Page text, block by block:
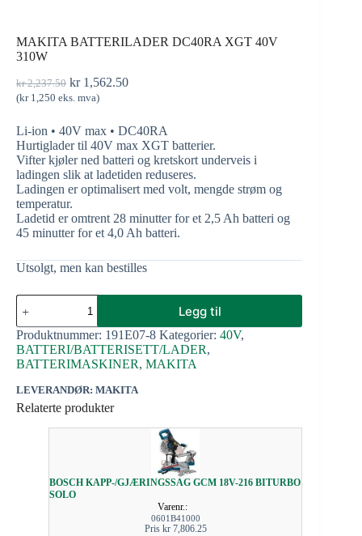
MAKITA BATTERILADER DC40RA XGT 40V
310W
kr2,237.50 kr1,562.50
(kr1,250 eks. mva)
Li-ion • 40V max • DC40RA
Hurtiglader til 40V max XGT batterier.
Vifter kjøler ned batteri og kretskort underveis i
ladingen slik at ladetiden reduseres.
Ladingen er optimalisert med volt, mengde strøm og
temperatur.
Ladetid er omtrent 28 minutter for et 2,5 Ah batteri og
45 minutter for et 4,0 Ah batteri.
Utsolgt, men kan bestilles
Legg til
Produktnummer: 191E07-8 Kategorier: 40V,
BATTERI/BATTERISETT/LADER,
BATTERIMASKINER, MAKITA
LEVERANDØR: MAKITA
Relaterte produkter
BOSCH KAPP-/GJÆRINGSSAG GCM 18V-216 BITURBO
SOLO
Varenr.:
0601B41000
Pris kr7,806.25